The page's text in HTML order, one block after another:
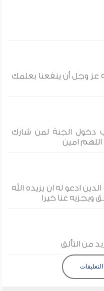
عز وجل أن ينفعنا بعلمك
دخول الجنة لمن شارك
امين
ادعو له ان يزيده الله
ويجزيه عنا خيرا
من التألق